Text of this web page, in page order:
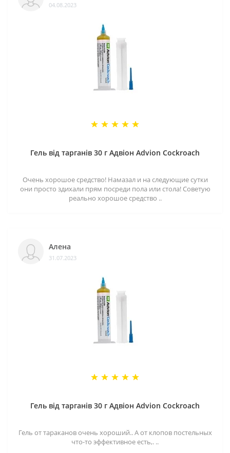
04.08.2023
Гель від тарганів 30 г Адвіон Advion Cockroach
Очень хорошое средство! Намазал и на следующие сутки
они просто здихали прям посреди пола или стола! Советую
реально хорошое средство ..
Алена
31.07.2023
Гель від тарганів 30 г Адвіон Advion Cockroach
Гель от тараканов очень хороший.. А от клопов постельных
что-то эффективное есть,. ..